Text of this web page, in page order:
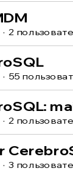
· 2
· 55
· 2
· 3